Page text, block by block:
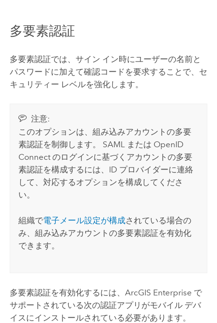
多要素認証
多要素認証では、サイン イン時にユーザーの名前と
パスワードに加えて確認コードを要求することで、セ
キュリティー レベルを強化します。
注意:
このオプションは、組み込みアカウントの多要
素認証を制御します。 SAML または OpenID
Connect のログインに基づくアカウントの多要
素認証を構成するには、ID プロバイダーに連絡
して、対応するオプションを構成してくださ
い。
組織で電子メール設定が構成されている場合の
み、組み込みアカウントの多要素認証を有効化
できます。
多要素認証を有効化するには、 ArcGIS Enterprise で
サポートされている次の認証アプリがモバイル デバ
イスにインストールされている必要があります。